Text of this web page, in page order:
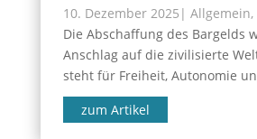
10. Dezember 2025 | Allgemein,
Die Abschaffung des Bargelds
Anschlag auf die zivilisierte
steht für Freiheit, Autonomie
zum Artikel